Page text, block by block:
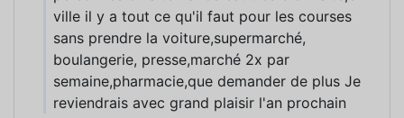
ville il y a tout ce qu'il faut pour les courses
sans prendre la voiture,supermarché,
boulangerie, presse,marché 2x par
semaine,pharmacie,que demander de plus Je
reviendrais avec grand plaisir l'an prochain